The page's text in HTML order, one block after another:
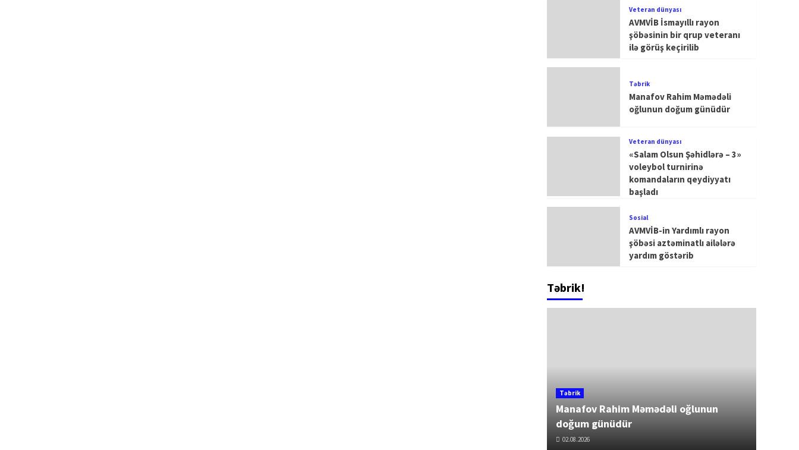
Veteran dünyası
AVMVİB İsmayıllı rayon
şöbəsinin bir qrup veteranı
ilə görüş keçirilib
Təbrik
Manafov Rahim Məmədəli
oğlunun doğum günüdür
Veteran dünyası
«Salam Olsun Şəhidlərə – 3»
voleybol turnirinə
komandaların qeydiyyatı
başladı
Sosial
AVMVİB-in Yardımlı rayon
şöbəsi aztəminatlı ailələrə
yardım göstərib
Təbrik!
Təbrik
Manafov Rahim Məmədəli oğlunun
doğum günüdür
02.08.2026